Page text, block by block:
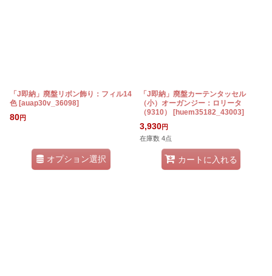
「J即納」廃盤リボン飾り：フィル14
色 [auap30v_36098]
80円
オプション選択
「J即納」廃盤カーテンタッセル
（小）オーガンジー：ロリータ
（9310）
[huem35182_43003]
3,930円
在庫数 4点
カートに入れる